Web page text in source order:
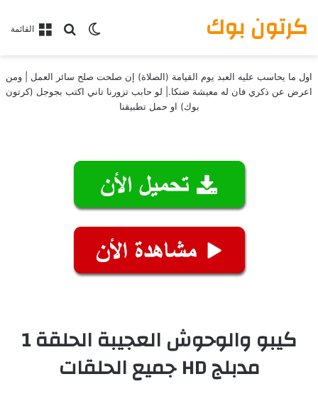
القائمةبحث عن
الوضع المظلم كرتون بوك
اول ما يحاسب عليه العبد يوم القيامة (الصلاة) إن صلحت صلح سائر العمل | ومن
اعرض عن ذكري فان له معيشة ضنكا.| لو حابب تزورنا تاني اكتب بجوجل (كرتون
بوك) او حمل تطبيقنا
كيبو والوحوش العجيبة الحلقة 1
مدبلج HD جميع الحلقات